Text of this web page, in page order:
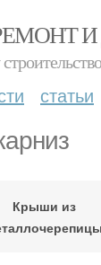
статьи
Крыши из